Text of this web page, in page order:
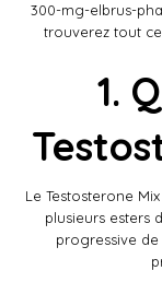
300-mg-elbrus-
trouverez tout ce
1.
Le Testosterone
plusieurs esters
progressive